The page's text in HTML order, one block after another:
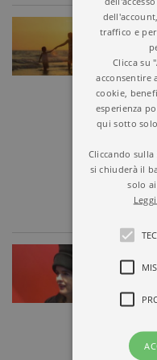
5
1)
il
traffico e
Clicca su
cookie,
esperienza
qui sotto
Cliccando
si chiuderà il
solo